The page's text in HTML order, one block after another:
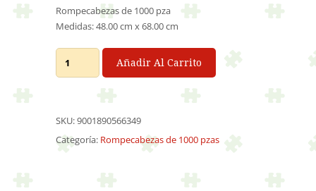
original
era:
actual
es:
Rompecabezas de 1000 pza
Medidas: 48.00 cm x 68.00 cm
Muscheln Añadir Al Carrito
SKU:9001890566349
Categoría: Rompecabezas de 1000 pzas